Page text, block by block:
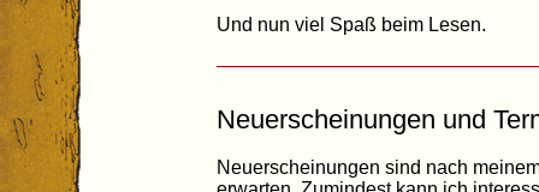
Und nun viel Spaß beim Lesen.
Neuerscheinungen und
Neuerscheinungen sind nach